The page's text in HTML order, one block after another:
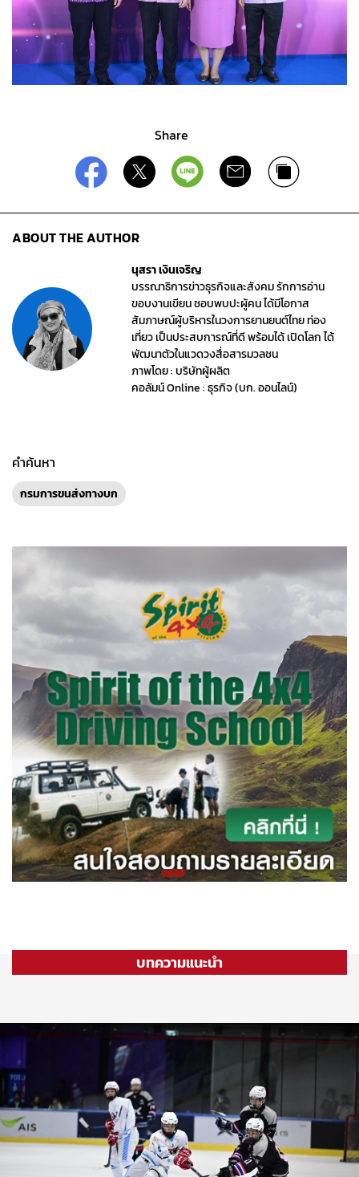
Share
ABOUT THE AUTHOR
นุสรา เงินเจริญ
บรรณาธิการข่าวธุรกิจและสังคม รักการอ่าน
ขอบงานเขียน ชอบพบปะผู้คน ได้มีโอกาส
สัมภาษณ์ผู้บริหารในวงการยานยนต์ไทย ท่อง
เที่ยว เป็นประสบการณ์ที่ดี พร้อมได้ เปิดโลก ได้
พัฒนาตัวในแวดวงสื่อสารมวลชน
ภาพโดย : บริษัทผู้ผลิต
คอลัมน์ Online : ธุรกิจ (บก. ออนไลน์)
คำค้นหา
กรมการขนส่งทางบก
บทความแนะนำ